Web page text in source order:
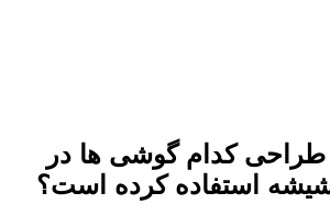
کدام گوشی ها در
استفاده کرده است؟